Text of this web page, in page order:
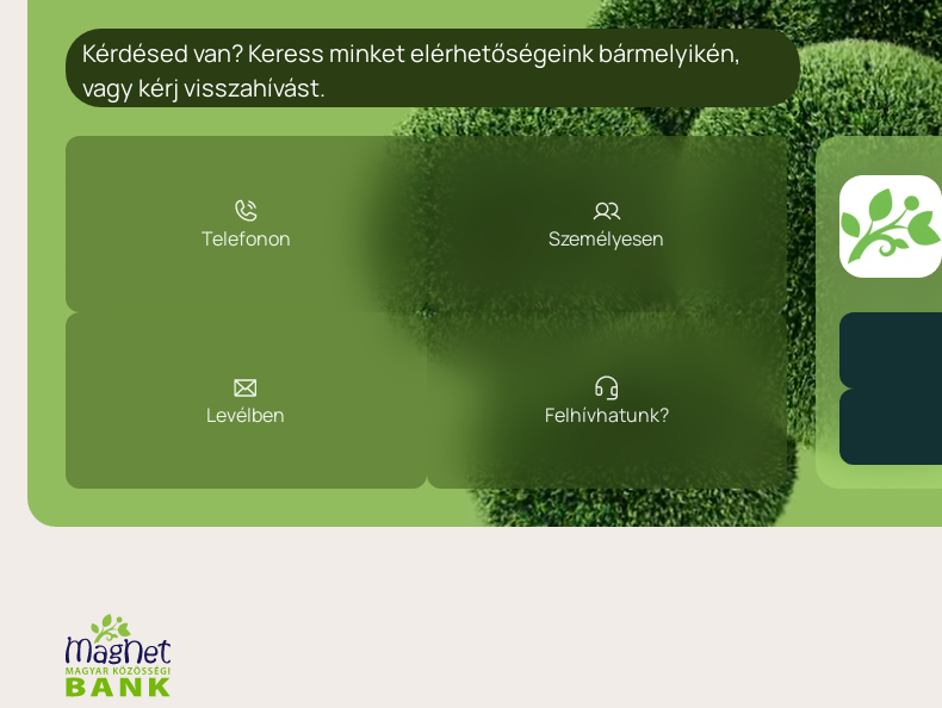
Kérdésed van? Keress minket elérhetőségeink bármelyikén,
vagy kérj visszahívást.
Telefonon Személyesen
Levélben Felhívhatunk?